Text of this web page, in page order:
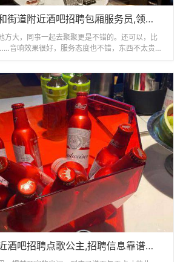
杭州余杭区仁和街道附近酒吧招聘包厢服务员,领班直聘的
大，同事一起去聚聚更是不错的。还可以，比
响效果很好，服务态度也不错，东西不太贵
杭州钱塘区附近酒吧招聘点歌公主,招聘信息靠谱吗？